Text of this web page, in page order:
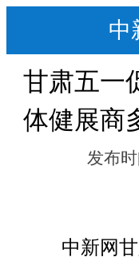
中
甘肃五一
体健展商
发布时
中新网甘